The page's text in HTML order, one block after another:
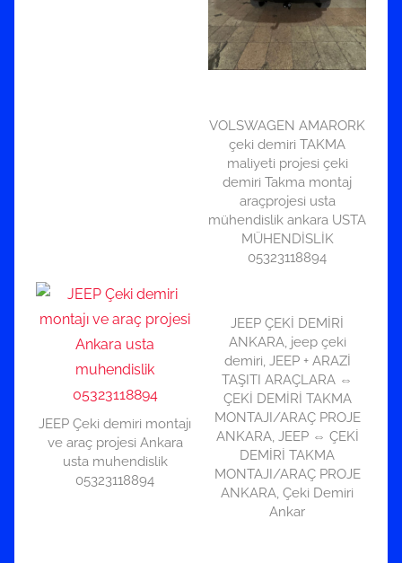
VOLSWAGEN AMARORK
çeki demiri TAKMA
maliyeti projesi çeki
demiri Takma montaj
araçprojesi usta
mühendislik ankara USTA
MÜHENDİSLİK
05323118894
JEEP Çeki demiri montajı
ve araç projesi Ankara
usta muhendislik
05323118894
JEEP ÇEKİ DEMİRİ
ANKARA, jeep çeki
demiri, JEEP + ARAZİ
TAŞITI ARAÇLARA ⇔
ÇEKİ DEMİRİ TAKMA
MONTAJI/ARAÇ PROJE
ANKARA, JEEP ⇔ ÇEKİ
DEMİRİ TAKMA
MONTAJI/ARAÇ PROJE
ANKARA, Çeki Demiri
Ankar